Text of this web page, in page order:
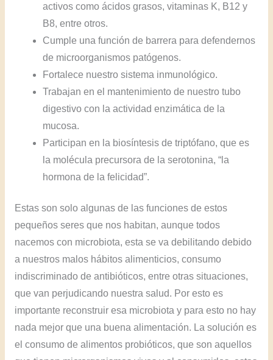
activos como ácidos grasos, vitaminas K, B12 y
B8, entre otros.
Cumple una función de barrera para defendernos
de microorganismos patógenos.
Fortalece nuestro sistema inmunológico.
Trabajan en el mantenimiento de nuestro tubo
digestivo con la actividad enzimática de la
mucosa.
Participan en la biosíntesis de triptófano, que es
la molécula precursora de la serotonina, “la
hormona de la felicidad”.
Estas son solo algunas de las funciones de estos
pequeños seres que nos habitan, aunque todos
nacemos con microbiota, esta se va debilitando debido
a nuestros malos hábitos alimenticios, consumo
indiscriminado de antibióticos, entre otras situaciones,
que van perjudicando nuestra salud. Por esto es
importante reconstruir esa microbiota y para esto no hay
nada mejor que una buena alimentación. La solución es
el consumo de alimentos probióticos, que son aquellos